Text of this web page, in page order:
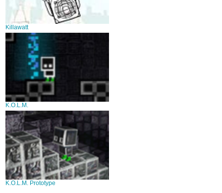
Killawatt
K.O.L.M.
K.O.L.M. Prototype